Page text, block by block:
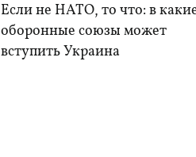
Если не НАТО, то что: в
оборонные союзы может
вступить Украина